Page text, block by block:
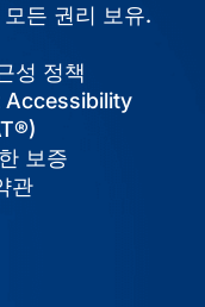
든 권리 보유.
성 정책
Accessibility
보증
관